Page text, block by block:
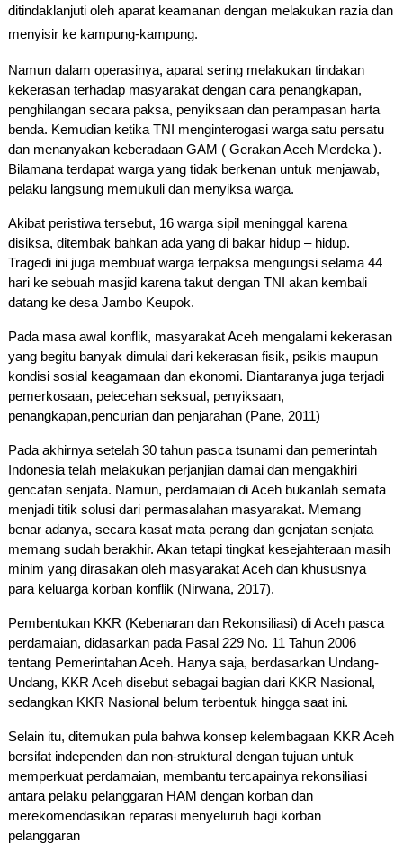
ditindaklanjuti oleh aparat keamanan dengan melakukan razia dan
menyisir ke kampung-kampung.
Namun dalam operasinya, aparat sering melakukan tindakan
kekerasan terhadap masyarakat dengan cara penangkapan,
penghilangan secara paksa, penyiksaan dan perampasan harta
benda. Kemudian ketika TNI menginterogasi warga satu persatu
dan menanyakan keberadaan GAM ( Gerakan Aceh Merdeka ).
Bilamana terdapat warga yang tidak berkenan untuk menjawab,
pelaku langsung memukuli dan menyiksa warga.
Akibat peristiwa tersebut, 16 warga sipil meninggal karena
disiksa, ditembak bahkan ada yang di bakar hidup – hidup.
Tragedi ini juga membuat warga terpaksa mengungsi selama 44
hari ke sebuah masjid karena takut dengan TNI akan kembali
datang ke desa Jambo Keupok.
Pada masa awal konflik, masyarakat Aceh mengalami kekerasan
yang begitu banyak dimulai dari kekerasan fisik, psikis maupun
kondisi sosial keagamaan dan ekonomi. Diantaranya juga terjadi
pemerkosaan, pelecehan seksual, penyiksaan,
penangkapan,pencurian dan penjarahan (Pane, 2011)
Pada akhirnya setelah 30 tahun pasca tsunami dan pemerintah
Indonesia telah melakukan perjanjian damai dan mengakhiri
gencatan senjata. Namun, perdamaian di Aceh bukanlah semata
menjadi titik solusi dari permasalahan masyarakat. Memang
benar adanya, secara kasat mata perang dan genjatan senjata
memang sudah berakhir. Akan tetapi tingkat kesejahteraan masih
minim yang dirasakan oleh masyarakat Aceh dan khususnya
para keluarga korban konflik (Nirwana, 2017).
Pembentukan KKR (Kebenaran dan Rekonsiliasi) di Aceh pasca
perdamaian, didasarkan pada Pasal 229 No. 11 Tahun 2006
tentang Pemerintahan Aceh. Hanya saja, berdasarkan Undang-
Undang, KKR Aceh disebut sebagai bagian dari KKR Nasional,
sedangkan KKR Nasional belum terbentuk hingga saat ini.
Selain itu, ditemukan pula bahwa konsep kelembagaan KKR Aceh
bersifat independen dan non-struktural dengan tujuan untuk
memperkuat perdamaian, membantu tercapainya rekonsiliasi
antara pelaku pelanggaran HAM dengan korban dan
merekomendasikan reparasi menyeluruh bagi korban
pelanggaran